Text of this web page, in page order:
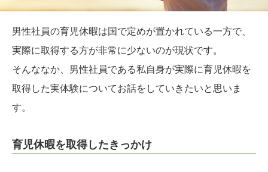
男性社員の育児休暇は国で定めが置かれている一方で、
実際に取得する方が非常に少ないのが現状です。
そんななか、男性社員である私自身が実際に育児休暇を
取得した実体験についてお話をしていきたいと思いま
す。
育児休暇を取得したきっかけ